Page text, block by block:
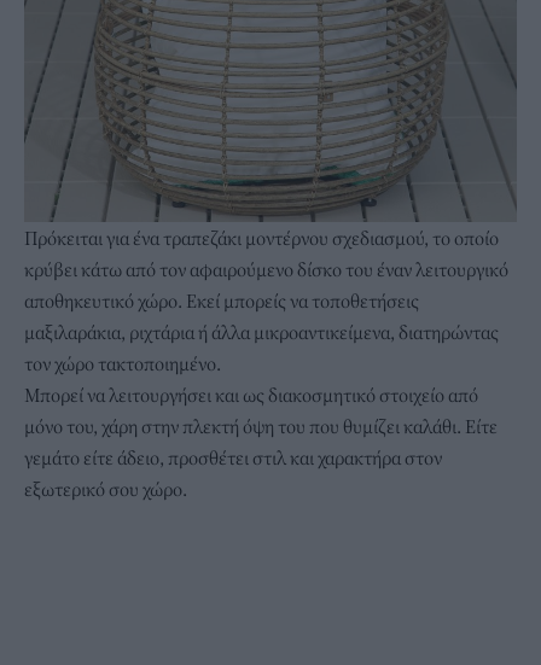
Πρόκειται για ένατραπεζάκι μοντέρνου σχεδιασμού, το οποίο
κρύβει κάτω από τον αφαιρούμενο δίσκο του έναν λειτουργικό
αποθηκευτικό χώρο. Εκεί μπορείς να τοποθετήσεις
μαξιλαράκια, ριχτάρια ή άλλα μικροαντικείμενα, διατηρώντας
τον χώρο τακτοποιημένο.
Μπορεί να λειτουργήσει και ως διακοσμητικό στοιχείο από
μόνο του, χάρη στην πλεκτή όψη του που θυμίζει καλάθι. Eίτε
γεμάτο είτε άδειο, προσθέτει στιλ και χαρακτήρα στον
εξωτερικό σου χώρο.